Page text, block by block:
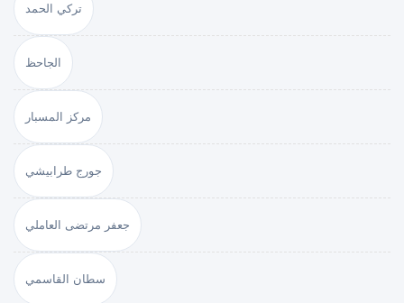
تركي الحمد
الجاحظ
مركز المسبار
جورج طرابيشي
جعفر مرتضى العاملي
سطان القاسمي